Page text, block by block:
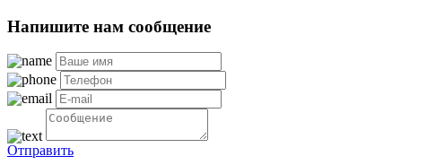
Напишите нам сообщение
Отправить